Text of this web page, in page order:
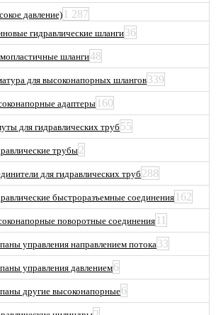
давление) 1 287
гидравлические шланги36
шланги48
для высоконапорных шлангов339
адаптеры 160
для гидравлических труб 55
трубы2
для гидравлических труб 288
быстроразъемные соединения 162
поворотные соединения 11
управления направлением потока33
управления давлением6
другие высоконапорные6